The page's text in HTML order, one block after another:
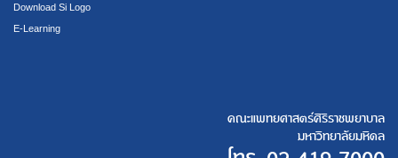
Download Si Logo
E-Learning
คณะแพทยศาสตร์ศิริราชพยาบาล
มหาวิทยาลัยมหิดล